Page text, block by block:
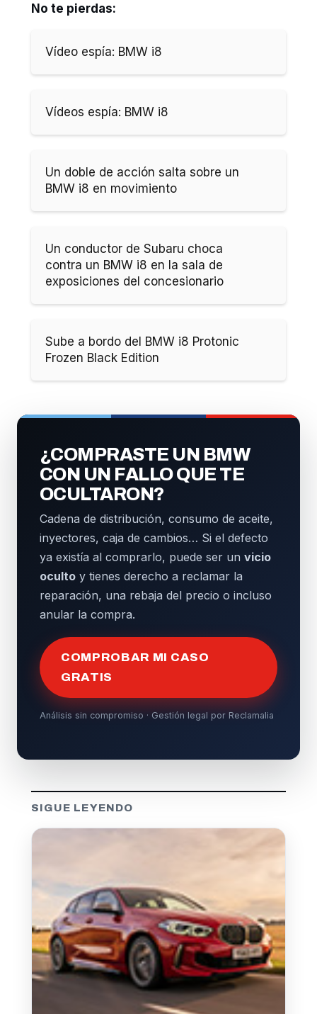
No te pierdas:
Vídeo espía: BMW i8
Vídeos espía: BMW i8
Un doble de acción salta sobre un
BMW i8 en movimiento
Un conductor de Subaru choca
contra un BMW i8 en la sala de
exposiciones del concesionario
Sube a bordo del BMW i8 Protonic
Frozen Black Edition
¿COMPRASTE UN BMW
CON UN FALLO QUE TE
OCULTARON?
Cadena de distribución, consumo de aceite,
inyectores, caja de cambios… Si el defecto
ya existía al comprarlo, puede ser un vicio
oculto y tienes derecho a reclamar la
reparación, una rebaja del precio o incluso
anular la compra.
COMPROBAR MI CASO
GRATIS
Análisis sin compromiso · Gestión legal por Reclamalia
SIGUE LEYENDO